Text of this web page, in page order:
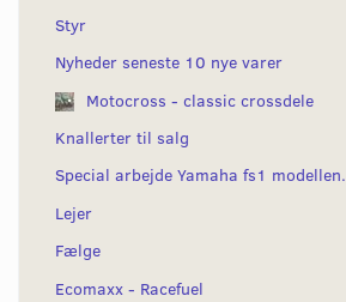
Styr
Nyheder seneste 10 nye varer
Motocross - classic crossdele
Knallerter til salg
Special arbejde Yamaha fs1 modellen.
Lejer
Fælge
Ecomaxx - Racefuel